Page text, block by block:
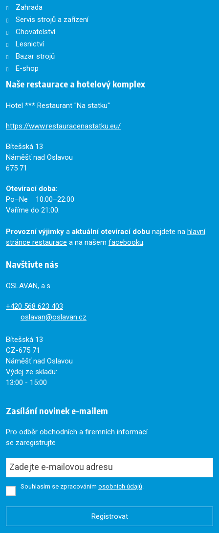
Zahrada
Servis strojů a zařízení
Chovatelství
Lesnictví
Bazar strojů
E-shop
Naše restaurace a hotelový komplex
Hotel *** Restaurant "Na statku"
https://www.restauracenastatku.eu/
Bítešská 13
Náměšť nad Oslavou
675 71
Otevírací doba:
Po–Ne 10:00–22:00
Vaříme do 21:00.
Provozní výjimky a aktuální otevírací dobu najdete na hlavní
stránce restaurace a na našem facebooku.
Navštivte nás
OSLAVAN, a.s.
+420 568 623 403
oslavan@oslavan.cz
Bítešská 13
CZ-675 71
Náměšť nad Oslavou
Výdej ze skladu:
13:00 - 15:00
Zasílání novinek e-mailem
Pro odběr obchodních a firemních informací
se zaregistrujte
Souhlasím se zpracováním osobních údajů.
Registrovat